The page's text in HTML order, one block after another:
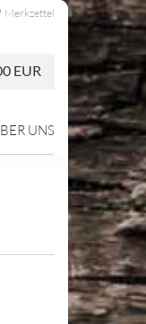
Merkzettel
EUR
UNS